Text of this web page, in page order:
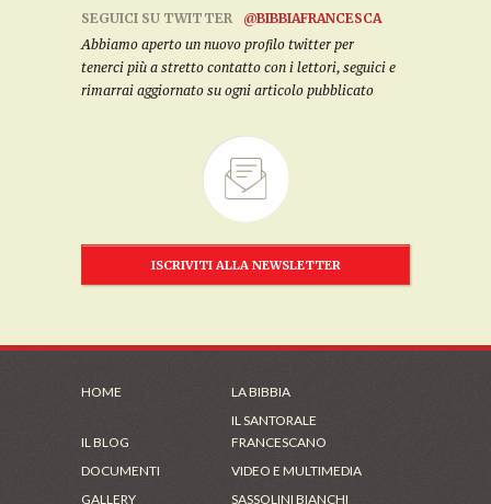
SEGUICI SU TWITTER
@BIBBIAFRANCESCA
Abbiamo aperto un nuovo profilo twitter per
tenerci più a stretto contatto con i lettori, seguici e
rimarrai aggiornato su ogni articolo pubblicato
ISCRIVITI ALLA NEWSLETTER
HOME LA BIBBIA
IL BLOG
IL SANTORALE
FRANCESCANO
DOCUMENTI
VIDEO E MULTIMEDIA
GALLERY
SASSOLINI BIANCHI